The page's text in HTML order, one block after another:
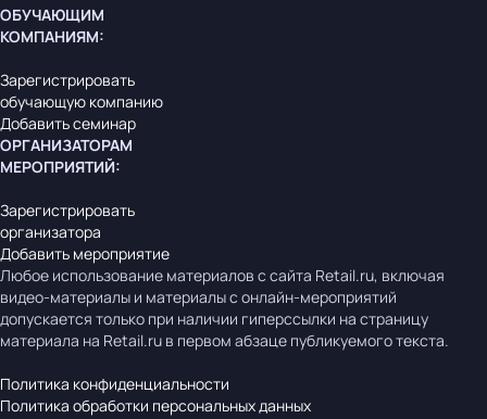
ОБУЧАЮЩИМ
КОМПАНИЯМ:
Зарегистрировать
обучающую компанию
Добавить семинар
ОРГАНИЗАТОРАМ
МЕРОПРИЯТИЙ:
Зарегистрировать
организатора
Добавить мероприятие
Любое использование материалов с сайта Retail.ru, включая
видео-материалы и материалы с онлайн-мероприятий
допускается только при наличии гиперссылки на страницу
материала на Retail.ru в первом абзаце публикуемого текста.
Политика конфиденциальности
Политика обработки персональных данных